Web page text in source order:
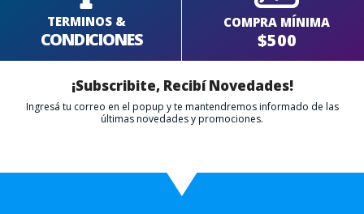
TERMINOS &
CONDICIONES
COMPRA MÍNIMA
$500
¡Subscribite, Recibí Novedades!
Ingresá tu correo en el popup y te mantendremos informado de las
últimas novedades y promociones.